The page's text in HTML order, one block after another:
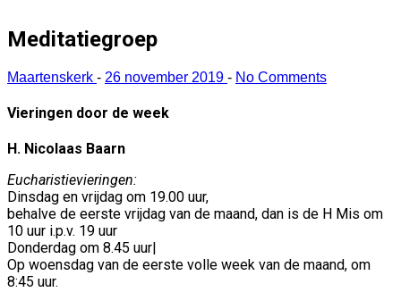
Meditatiegroep
Maartenskerk - 26 november 2019 - No Comments
Vieringen door de week
H. Nicolaas Baarn
Eucharistievieringen:
Dinsdag en vrijdag om 19.00 uur,
behalve de eerste vrijdag van de maand, dan is de H Mis om
10 uur i.p.v. 19 uur
Donderdag om 8.45 uur|
Op woensdag van de eerste volle week van de maand, om
8:45 uur.